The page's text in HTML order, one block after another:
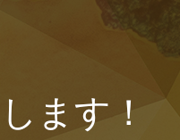
ます！